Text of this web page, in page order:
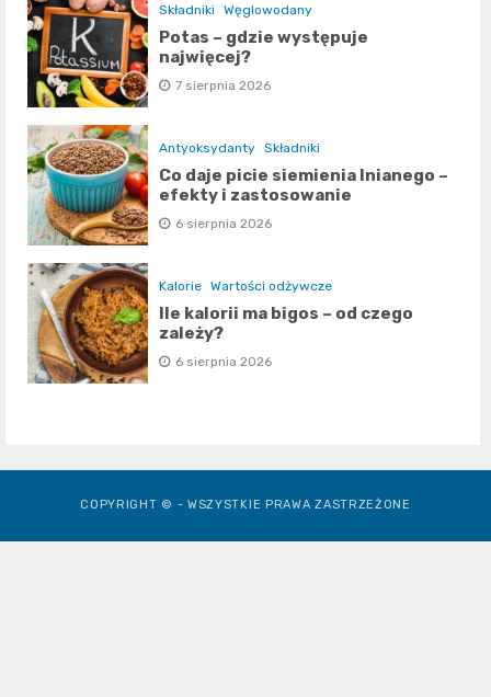
Składniki Węglowodany
Potas – gdzie występuje
najwięcej?
7 sierpnia 2026
Antyoksydanty Składniki
Co daje picie siemienia lnianego –
efekty i zastosowanie
6 sierpnia 2026
Kalorie Wartości odżywcze
Ile kalorii ma bigos – od czego
zależy?
6 sierpnia 2026
COPYRIGHT © - WSZYSTKIE PRAWA ZASTRZEŻONE